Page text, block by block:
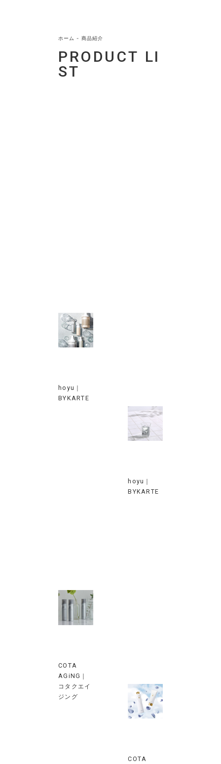
ホーム -商品紹介
P RO D U CT LI
ST
hoyu｜
BYKARTE
hoyu｜
BYKARTE
COTA
AGiNG｜
コタクエイ
ジング
COTA